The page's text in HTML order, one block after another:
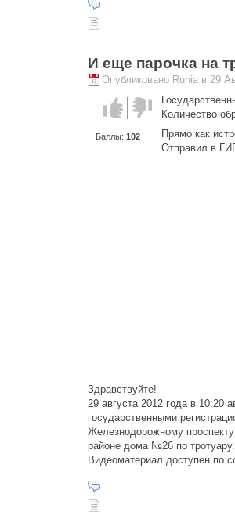
И еще парочка на
Опубликовано Runia в 29
Голос за!Голос
против!
Баллы: 102
Количество
Прямо как
Отправил в
Здравствуйте!
29 августа 2012 года в 10:20
государственными
Железнодорожному
районе дома №26 по тротуару.
Видеоматериал доступен по